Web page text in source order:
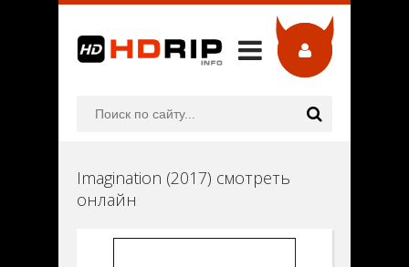
Imagination (2017) смотреть
онлайн